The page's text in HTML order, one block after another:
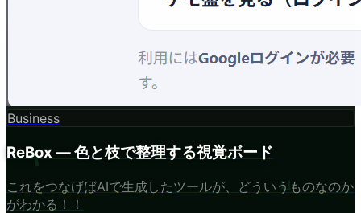
Business
ReBox — 色と枝で整理する視覚ボード
これをつなげばAIで生成したツールが、どういうものなのか
がわかる！！